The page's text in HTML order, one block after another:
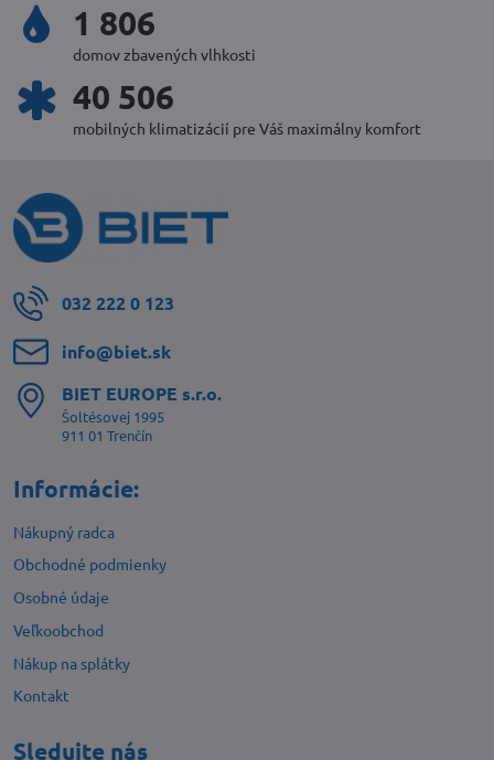
2 156
domov zbavených vlhkosti
48 356
mobilných klimatizácií pre Váš maximálny komfort
032 222 0 123
info​@biet​.sk
BIET EUROPE s​.r​.o​.
Šoltésovej 1995
911 01 Trenčín
Informácie:
Nákupný radca
Obchodné podmienky
Osobné údaje
Veľkoobchod
Nákup na splátky
Kontakt
Sledujte nás